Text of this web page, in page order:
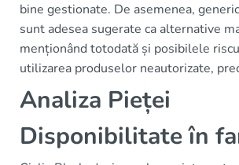
bine gestionate. De asemenea,
sunt adesea sugerate ca alternative
menționând totodată și posibilele
utilizarea produselor neautorizate,
Analiza Pieței
Disponibilitate în